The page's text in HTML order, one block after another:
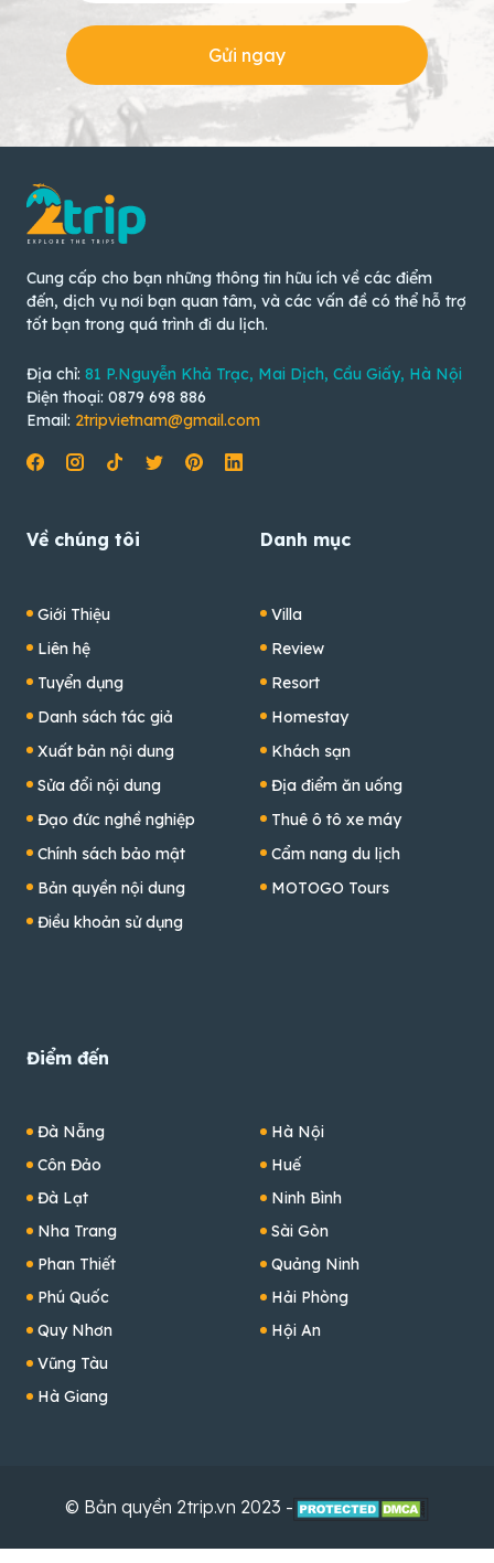
Gửi ngay
Cung cấp cho bạn những thông tin hữu ích về các điểm
đến, dịch vụ nơi bạn quan tâm, và các vấn đề có thể hỗ trợ
tốt bạn trong quá trình đi du lịch.
Địa chỉ: 81 P.Nguyễn Khả Trạc, Mai Dịch, Cầu Giấy, Hà Nội
Điện thoại: 0879 698 886
Email: 2tripvietnam@gmail.com
Về chúng tôi
Giới Thiệu
Liên hệ
Tuyển dụng
Danh sách tác giả
Xuất bản nội dung
Sửa đổi nội dung
Đạo đức nghề nghiệp
Chính sách bảo mật
Bản quyền nội dung
Điều khoản sử dụng
Danh mục
Villa
Review
Resort
Homestay
Khách sạn
Địa điểm ăn uống
Thuê ô tô xe máy
Cẩm nang du lịch
MOTOGO Tours
Điểm đến
Đà Nẵng
Côn Đảo
Đà Lạt
Nha Trang
Phan Thiết
Phú Quốc
Quy Nhơn
Vũng Tàu
Hà Giang
Hà Nội
Huế
Ninh Bình
Sài Gòn
Quảng Ninh
Hải Phòng
Hội An
© Bản quyền 2trip.vn 2023 -